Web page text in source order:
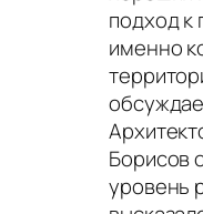
подход к
именно
Борисов
уровень